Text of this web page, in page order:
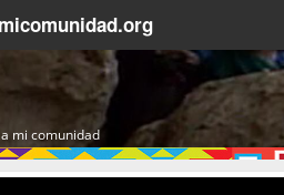
mi comunidad